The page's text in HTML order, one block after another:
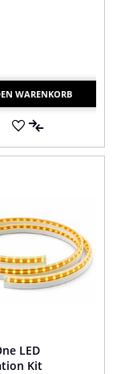
WARENKORB
AUF
DEN
AUF
LED
Kit